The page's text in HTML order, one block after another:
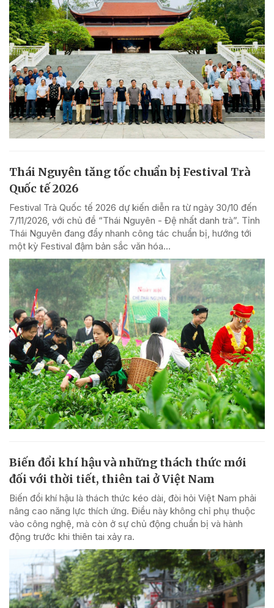
Thái Nguyên tăng tốc chuẩn bị Festival Trà
Quốc tế 2026
Festival Trà Quốc tế 2026 dự kiến diễn ra từ ngày 30/10 đến
7/11/2026, với chủ đề “Thái Nguyên - Đệ nhất danh trà”. Tỉnh
Thái Nguyên đang đẩy nhanh công tác chuẩn bị, hướng tới
một kỳ Festival đậm bản sắc văn hóa...
Biến đổi khí hậu và những thách thức mới
đối với thời tiết, thiên tai ở Việt Nam
Biến đổi khí hậu là thách thức kéo dài, đòi hỏi Việt Nam phải
nâng cao năng lực thích ứng. Điều này không chỉ phụ thuộc
vào công nghệ, mà còn ở sự chủ động chuẩn bị và hành
động trước khi thiên tai xảy ra.